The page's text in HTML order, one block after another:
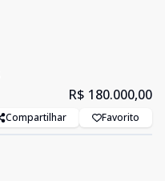
R$ 180.000,00
Compartilhar Favorito